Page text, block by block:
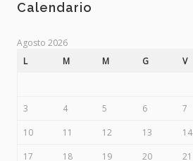
Calendario
Agosto 2026
L
M M G V
3
4 5 6 7
10
11 12 13 14
17
18 19 20 21